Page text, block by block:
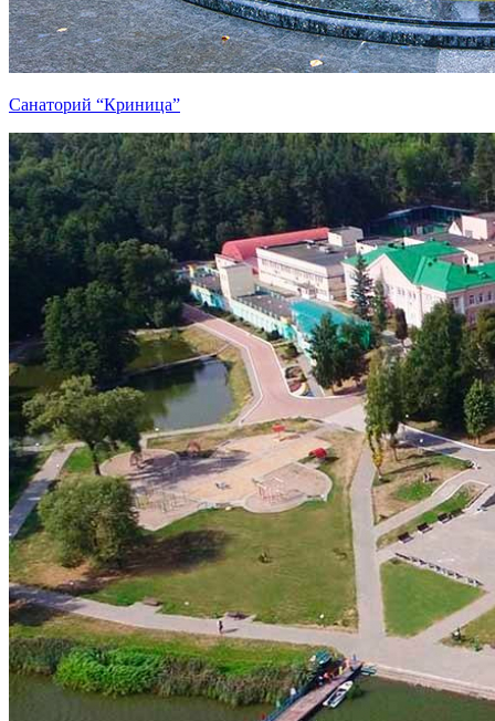
Санаторий “Криница”